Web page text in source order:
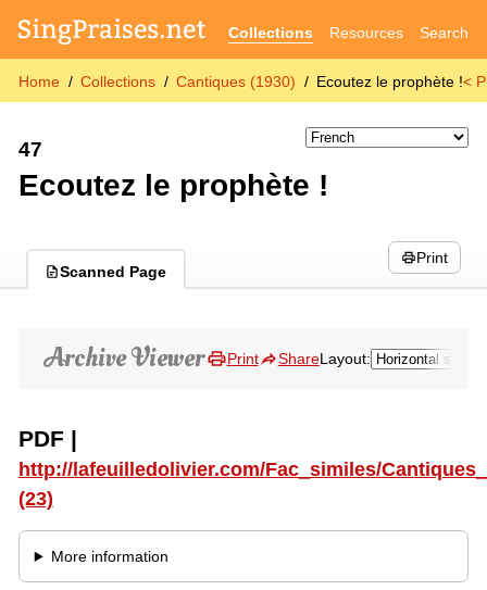
Collections Resources Search
Home Collections Cantiques (1930) Ecoutez le prophète !<
47
Ecoutez le prophète !
Scanned Page
Print